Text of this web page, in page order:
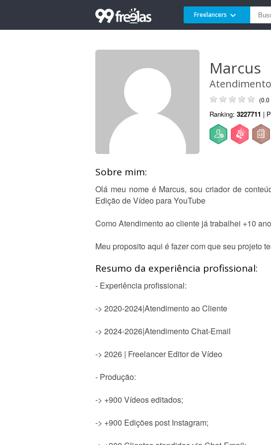
Freelancers
Marcus
Ranking: 3227711 |
Sobre mim:
Olá meu nome é Marcus, sou criador de
Edição de Vídeo para YouTube
Como Atendimento ao cliente já trabalhei +10
Meu proposito aqui é fazer com que seu projeto
Resumo da experiência profissional:
- Experiência profissional:
-> 2020-2024|Atendimento ao Cliente
-> 2024-2026|Atendimento Chat-Email
-> 2026 | Freelancer Editor de Vídeo
- Produção:
-> +900 Vídeos editados;
-> +900 Edições post Instagram;